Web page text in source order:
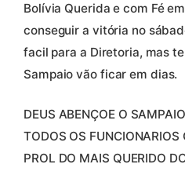
Bolívia Querida e com Fé
conseguir a vitória no
facil para a Diretoria, mas
Sampaio vão ficar em dias.
DEUS ABENÇOE O
TODOS OS
PROL DO MAIS QUERIDO